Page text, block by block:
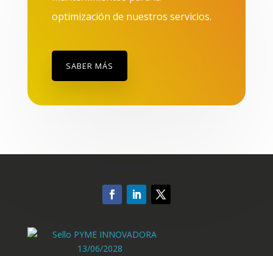
optimización de nuestros servicios.
SABER MÁS